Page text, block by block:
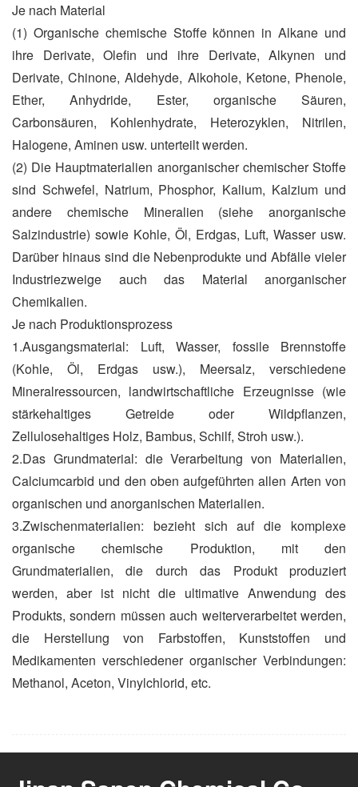
Je nach Material
(1) Organische chemische Stoffe können in Alkane und
ihre Derivate, Olefin und ihre Derivate, Alkynen und
Derivate, Chinone, Aldehyde, Alkohole, Ketone, Phenole,
Ether, Anhydride, Ester, organische Säuren,
Carbonsäuren, Kohlenhydrate, Heterozyklen, Nitrilen,
Halogene, Aminen usw. unterteilt werden.
(2) Die Hauptmaterialien anorganischer chemischer Stoffe
sind Schwefel, Natrium, Phosphor, Kalium, Kalzium und
andere chemische Mineralien (siehe anorganische
Salzindustrie) sowie Kohle, Öl, Erdgas, Luft, Wasser usw.
Darüber hinaus sind die Nebenprodukte und Abfälle vieler
Industriezweige auch das Material anorganischer
Chemikalien.
Je nach Produktionsprozess
1.Ausgangsmaterial: Luft, Wasser, fossile Brennstoffe
(Kohle, Öl, Erdgas usw.), Meersalz, verschiedene
Mineralressourcen, landwirtschaftliche Erzeugnisse (wie
stärkehaltiges Getreide oder Wildpflanzen,
Zellulosehaltiges Holz, Bambus, Schilf, Stroh usw.).
2.Das Grundmaterial: die Verarbeitung von Materialien,
Calciumcarbid und den oben aufgeführten allen Arten von
organischen und anorganischen Materialien.
3.Zwischenmaterialien: bezieht sich auf die komplexe
organische chemische Produktion, mit den
Grundmaterialien, die durch das Produkt produziert
werden, aber ist nicht die ultimative Anwendung des
Produkts, sondern müssen auch weiterverarbeitet werden,
die Herstellung von Farbstoffen, Kunststoffen und
Medikamenten verschiedener organischer Verbindungen:
Methanol, Aceton, Vinylchlorid, etc.